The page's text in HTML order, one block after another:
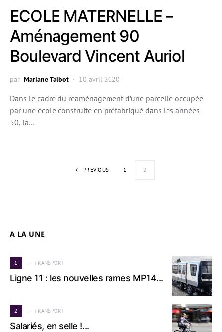
ECOLE MATERNELLE –
Aménagement 90
Boulevard Vincent Auriol
par Mariane Talbot 10 avril 2020
Dans le cadre du réaménagement d’une parcelle occupée
par une école construite en préfabriqué dans les années
50, la…
Pagination
PREVIOUS 1 2
A LA UNE
1 TRANSPORT
Ligne 11 : les nouvelles rames MP14...
2 TRANSPORT
Salariés, en selle !...